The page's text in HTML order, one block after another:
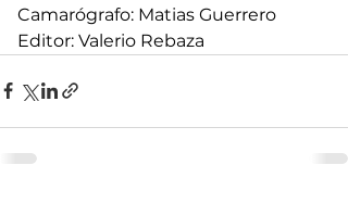
Camarógrafo: Matias Guerrero
Editor: Valerio Rebaza